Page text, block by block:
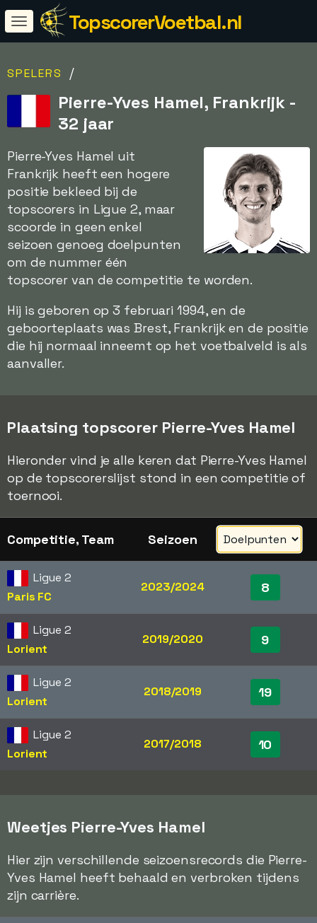
TopscorerVoetbal.nl
SPELERS /
Pierre-Yves Hamel, Frankrijk -
32 jaar
Pierre-Yves Hamel uit
Frankrijk heeft een hogere
positie bekleed bij de
topscorers in Ligue 2, maar
scoorde in geen enkel
seizoen genoeg doelpunten
om de nummer één
topscorer van de competitie te worden.
Hij is geboren op 3 februari 1994, en de
geboorteplaats was Brest, Frankrijk en de positie
die hij normaal inneemt op het voetbalveld is als
aanvaller.
Plaatsing topscorer Pierre-Yves Hamel
Hieronder vind je alle keren dat Pierre-Yves Hamel
op de topscorerslijst stond in een competitie of
toernooi.
Competitie, Team Seizoen
Ligue 2
Paris FC
2023/2024 8
Ligue 2
Lorient
2019/2020 9
Ligue 2
Lorient
2018/2019 19
Ligue 2
Lorient
2017/2018 10
Weetjes Pierre-Yves Hamel
Hier zijn verschillende seizoensrecords die Pierre-
Yves Hamel heeft behaald en verbroken tijdens
zijn carrière.